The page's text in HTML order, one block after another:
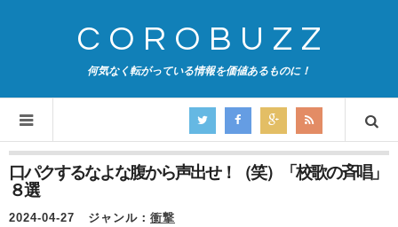
COROBUZZ
何気なく転がっている情報を価値あるものに！
口パクするなよな腹から声出せ！（笑）「校歌の斉唱」
８選
2024-04-27 ジャンル： 衝撃